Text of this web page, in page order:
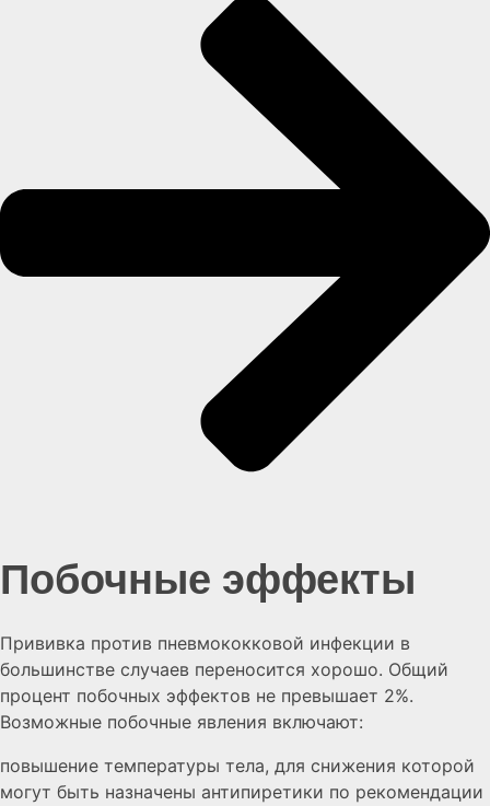
Побочные эффекты
Прививка против пневмококковой инфекции в
большинстве случаев переносится хорошо. Общий
процент побочных эффектов не превышает 2%.
Возможные побочные явления включают:
повышение температуры тела, для снижения которой
могут быть назначены антипиретики по рекомендации